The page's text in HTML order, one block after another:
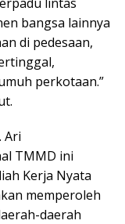
bangsa lainnya
di pedesaan,
perkotaan.”
Ari
TMMD ini
Kerja Nyata
memperoleh
daerah